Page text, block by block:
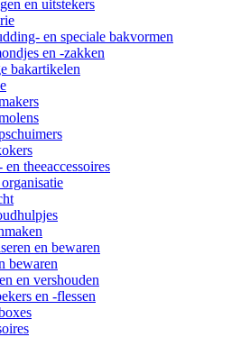
en uitstekers
en speciale bakvormen
en -zakken
bakartikelen
theeaccessoires
en bewaren
bewaren
en vershouden
en -flessen